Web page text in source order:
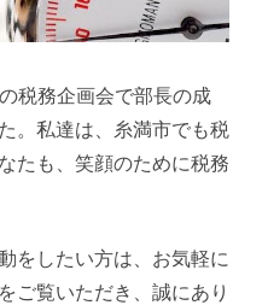
税務企画会で部長の成
。私達は、糸満市でも税
たも、笑顔のために税務
をしたい方は、お気軽に
ご覧いただき、誠にあり